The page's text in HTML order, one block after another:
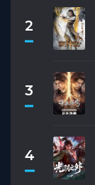
2
3
4